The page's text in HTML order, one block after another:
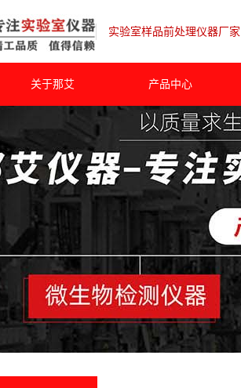
实验室样品前处理仪器厂家
关于那艾 产品中心